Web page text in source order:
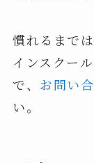
慣れるまで
インスクー
で、 お問い
い。